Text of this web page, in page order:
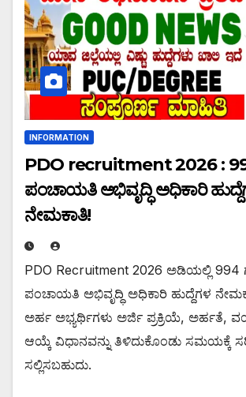
INFORMATION
PDO recruitment 2026 :
ಪಂಚಾಯತಿ ಅಭಿವೃದ್ಧಿ ಅಧಿಕಾರಿ
ನೇಮಕಾತಿ!
PDO Recruitment 2026 ಅಡಿಯಲ್ಲಿ 994
ಪಂಚಾಯತಿ ಅಭಿವೃದ್ಧಿ ಅಧಿಕಾರಿ ಹುದ್ದೆಗಳ
ಅರ್ಹ ಅಭ್ಯರ್ಥಿಗಳು ಅರ್ಜಿ ಪ್ರಕ್ರಿಯೆ, ಅರ್ಹತೆ,
ಆಯ್ಕೆ ವಿಧಾನವನ್ನು ತಿಳಿದುಕೊಂಡು ಸಮಯಕ್ಕೆ
ಸಲ್ಲಿಸಬಹುದು.